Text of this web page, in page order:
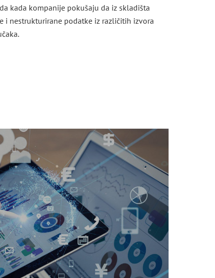
kada kompanije pokušaju da iz skladišta
i nestrukturirane podatke iz različitih izvora